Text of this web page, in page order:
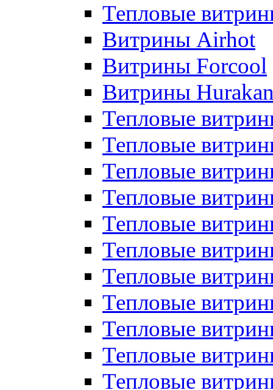
Тепловые
Витрины Airhot
Витрины Forcool
Витрины
Тепловые
Тепловые
Тепловые
Тепловые
Тепловые
Тепловые
Тепловые
Тепловые
Тепловые
Тепловые
Тепловые